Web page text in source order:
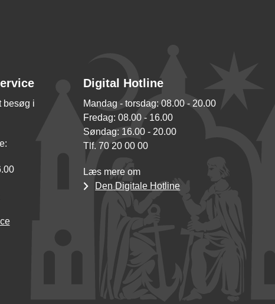
besøg i
Digital Hotline
Mandag - torsdag: 08.00 - 20.00
Fredag: 08.00 - 16.00
Søndag: 16.00 - 20.00
Tlf. 70 20 00 00
Læs mere om
Den Digitale Hotline